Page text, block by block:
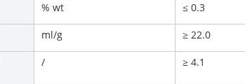
% wt ≤ 0.3
ml/g ≥ 22.0
/ ≥ 4.1